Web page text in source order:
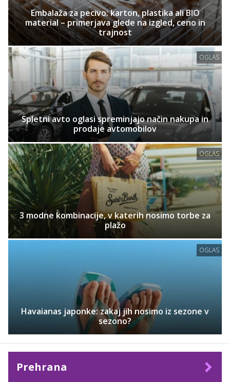
Embalaža za pecivo: karton, plastika ali BIO
material – primerjava glede na izgled, ceno in
trajnost
OGLAS
Spletni avto oglasi spreminjajo način nakupa in
prodaje avtomobilov
OGLAS
3 modne kombinacije, v katerih nosimo torbe za
plažo
OGLAS
Havaianas japonke: zakaj jih nosimo iz sezone v
sezono?
Prehrana